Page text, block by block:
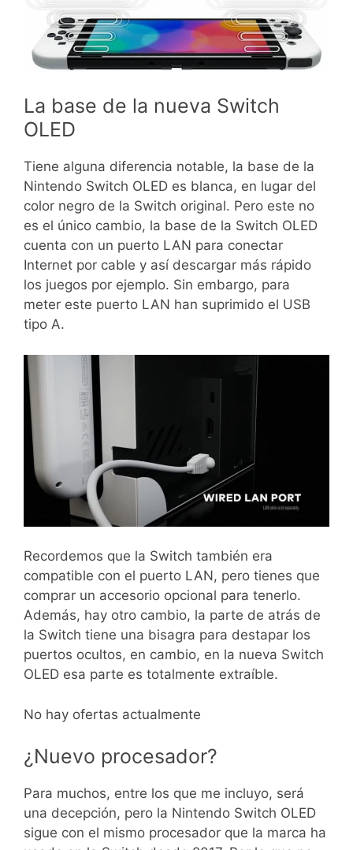
La base de la nueva Switch
OLED
Tiene alguna diferencia notable, la base de la
Nintendo Switch OLED es blanca, en lugar del
color negro de la Switch original. Pero este no
es el único cambio, la base de la Switch OLED
cuenta con un puerto LAN para conectar
Internet por cable y así descargar más rápido
los juegos por ejemplo. Sin embargo, para
meter este puerto LAN han suprimido el USB
tipo A.
Recordemos que la Switch también era
compatible con el puerto LAN, pero tienes que
comprar un accesorio opcional para tenerlo.
Además, hay otro cambio, la parte de atrás de
la Switch tiene una bisagra para destapar los
puertos ocultos, en cambio, en la nueva Switch
OLED esa parte es totalmente extraíble.
No hay ofertas actualmente
¿Nuevo procesador?
Para muchos, entre los que me incluyo, será
una decepción, pero la Nintendo Switch OLED
sigue con el mismo procesador que la marca ha